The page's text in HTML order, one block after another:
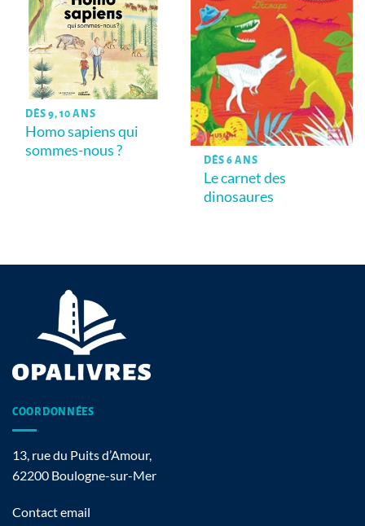
DÈS 9, 10 ANS
Homo sapiens qui
sommes-nous ?
DÈS 6 ANS
Le carnet des
dinosaures
COORDONNÉES
13, rue du Puits d’Amour,
62200 Boulogne-sur-Mer
Contact email